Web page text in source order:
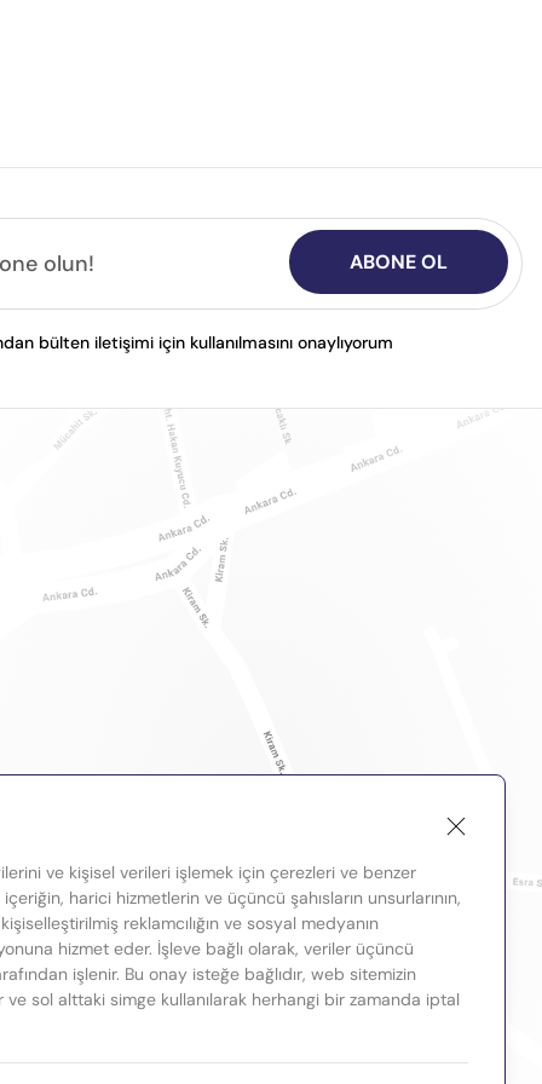
ABONE OL
bülten iletişimi için kullanılmasını onaylıyorum
ve kişisel verileri işlemek için çerezleri ve benzer
harici hizmetlerin ve üçüncü şahısların unsurlarının,
reklamcılığın ve sosyal medyanın
hizmet eder. İşleve bağlı olarak, veriler üçüncü
işlenir. Bu onay isteğe bağlıdır, web sitemizin
ve sol alttaki simge kullanılarak herhangi bir zamanda iptal